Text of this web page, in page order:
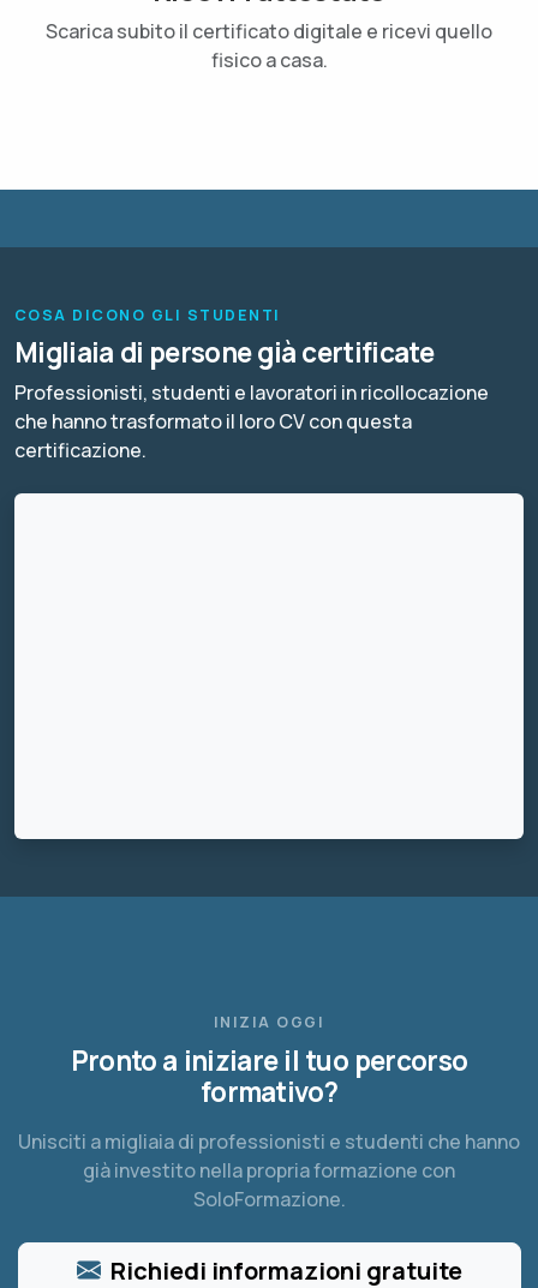
Scarica subito il certificato digitale e ricevi quello
fisico a casa.
COSA DICONO GLI STUDENTI
Migliaia di persone già certificate
Professionisti, studenti e lavoratori in ricollocazione
che hanno trasformato il loro CV con questa
certificazione.
INIZIA OGGI
Pronto a iniziare il tuo percorso
formativo?
Unisciti a migliaia di professionisti e studenti che hanno
già investito nella propria formazione con
SoloFormazione.
Richiedi informazioni gratuite